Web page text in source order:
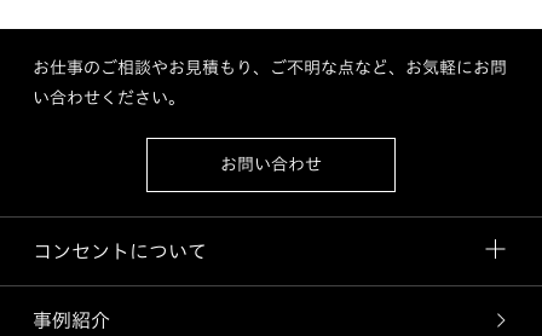
お仕事のご相談やお見積もり、ご不明な点など、お気軽にお問
い合わせください。
お問い合わせ
コンセントについて
事例紹介